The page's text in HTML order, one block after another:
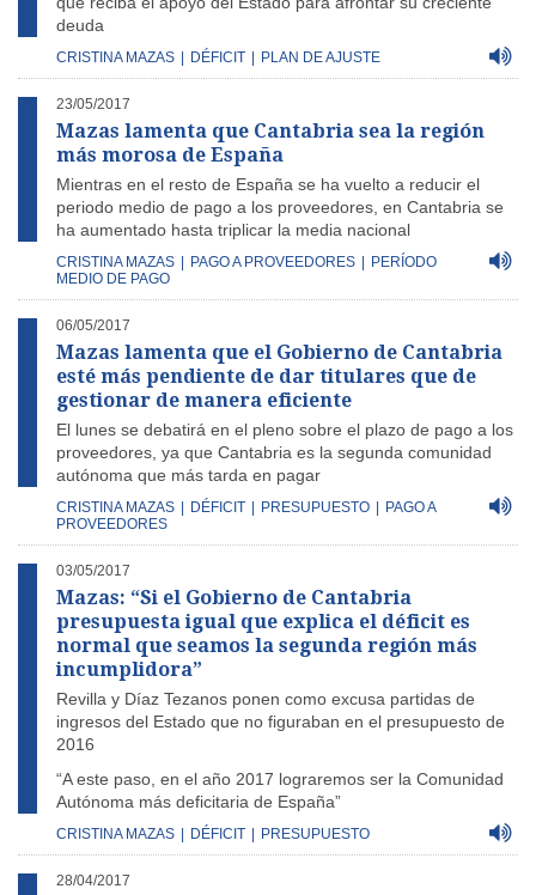
deuda
CRISTINA MAZAS DÉFICIT PLAN DE AJUSTE
23/05/2017
Mazas lamenta que Cantabria sea la región
más morosa de España
Mientras en el resto de España se ha vuelto a reducir el
periodo medio de pago a los proveedores, en Cantabria se
ha aumentado hasta triplicar la media nacional
CRISTINA MAZAS PAGO A PROVEEDORES
PERÍODO
MEDIO DE PAGO
06/05/2017
Mazas lamenta que el Gobierno de Cantabria
esté más pendiente de dar titulares que de
gestionar de manera eficiente
El lunes se debatirá en el pleno sobre el plazo de pago a los
proveedores, ya que Cantabria es la segunda comunidad
autónoma que más tarda en pagar
CRISTINA MAZAS DÉFICIT PRESUPUESTO
PAGO A
PROVEEDORES
03/05/2017
Mazas: “Si el Gobierno de Cantabria
presupuesta igual que explica el déficit es
normal que seamos la segunda región más
incumplidora”
Revilla y Díaz Tezanos ponen como excusa partidas de
ingresos del Estado que no figuraban en el presupuesto de
2016
“A este paso, en el año 2017 lograremos ser la Comunidad
Autónoma más deficitaria de España”
CRISTINA MAZAS DÉFICIT PRESUPUESTO
28/04/2017